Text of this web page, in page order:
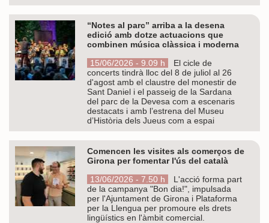
“Notes al parc” arriba a la desena
edició amb dotze actuacions que
combinen música clàssica i moderna
15/06/2026 - 9.09 h
El cicle de
concerts tindrà lloc del 8 de juliol al 26
d'agost amb el claustre del monestir de
Sant Daniel i el passeig de la Sardana
del parc de la Devesa com a escenaris
destacats i amb l’estrena del Museu
d’Història dels Jueus com a espai
Comencen les visites als comerços de
Girona per fomentar l'ús del català
13/06/2026 - 7.50 h
L'acció forma part
de la campanya "Bon dia!", impulsada
per l'Ajuntament de Girona i Plataforma
per la Llengua per promoure els drets
lingüístics en l'àmbit comercial.